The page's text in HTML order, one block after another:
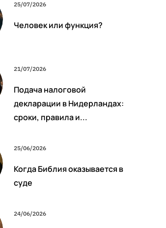
25/07/2026
Человек или функция?
21/07/2026
Подача налоговой
декларации в Нидерландах:
сроки, правила и...
25/06/2026
Когда Библия оказывается в
суде
24/06/2026